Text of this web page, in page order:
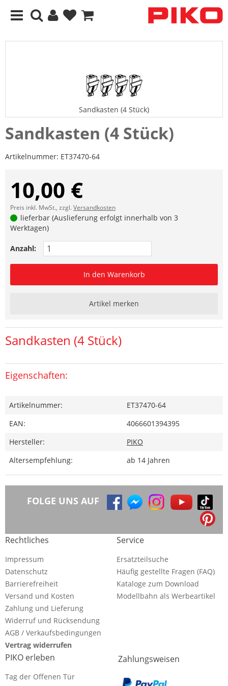
Sandkasten (4 Stück)
Sandkasten (4 Stück)
Artikelnummer: ET37470-64
10,00 €
Preis inkl. MwSt., zzgl.Versandkosten
lieferbar (Auslieferung erfolgt innerhalb von 3
Werktagen)
Anzahl:
In den Warenkorb
Artikel merken
Sandkasten (4 Stück)
Eigenschaften:
Artikelnummer:
ET37470-64
EAN:
4066601394395
Hersteller:
PIKO
Altersempfehlung:
ab 14 Jahren
FOLGE UNS AUF
Rechtliches
Impressum
Datenschutz
Barrierefreiheit
Versand und Kosten
Zahlung und Lieferung
Widerruf und Rücksendung
AGB / Verkaufsbedingungen
Vertrag widerrufen
Service
Ersatzteilsuche
Häufig gestellte Fragen (FAQ)
Kataloge zum Download
Modellbahn als Werbeartikel
PIKO erleben
Tag der Offenen Tür
Zahlungsweisen